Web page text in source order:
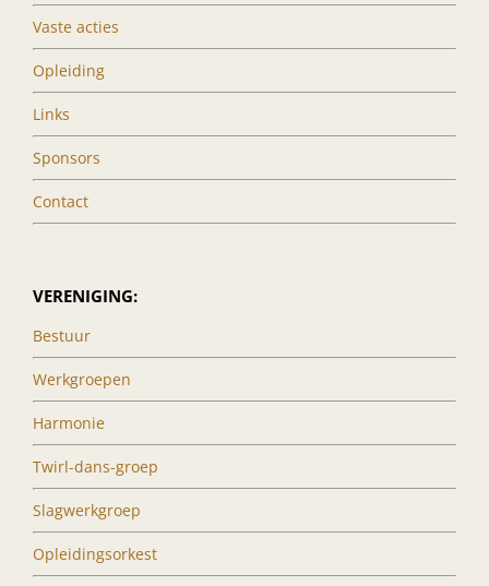
Vaste acties
Opleiding
Links
Sponsors
Contact
VERENIGING:
Bestuur
Werkgroepen
Harmonie
Twirl-dans-groep
Slagwerkgroep
Opleidingsorkest